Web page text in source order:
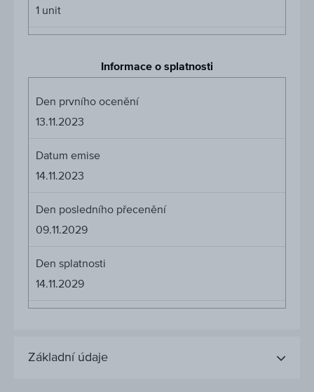
1 unit
Informace o splatnosti
Den prvního ocenění
13.11.2023
Datum emise
14.11.2023
Den posledního přecenění
09.11.2029
Den splatnosti
14.11.2029
Základní údaje